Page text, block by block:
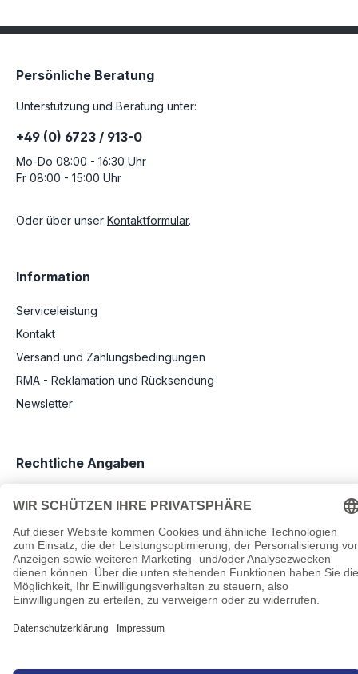
Persönliche Beratung
Unterstützung und Beratung unter:
+49 (0) 6723 / 913-0
Mo-Do 08:00 - 16:30 Uhr
Fr 08:00 - 15:00 Uhr
Oder über unser Kontaktformular.
Information
Serviceleistung
Kontakt
Versand und Zahlungsbedingungen
RMA - Reklamation und Rücksendung
Newsletter
Rechtliche Angaben
Impressum
Datenschutz
Informationen zu Elektro- und Elektronikgeräten
Pflichtangaben nach Verordnung (EU) 2019/1782